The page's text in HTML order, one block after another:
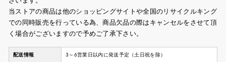
当ストアの商品は他のショッピングサイトや全国のリサイクルキング
での同時販売を行っている為、商品欠品の際はキャンセルをさせて頂
く場合がございますので予めご了承下さい。
配送情報 3～6営業日以内に発送予定（土日祝を除）